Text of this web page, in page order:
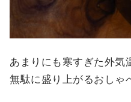
あまりにも寒すぎた外気
無駄に盛り上がるおしゃ